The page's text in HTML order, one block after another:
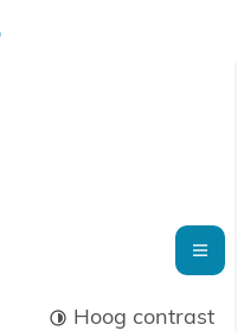
Hoog contrast